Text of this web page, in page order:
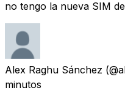
no tengo la nueva SIM de
Alex Raghu Sánchez
minutos